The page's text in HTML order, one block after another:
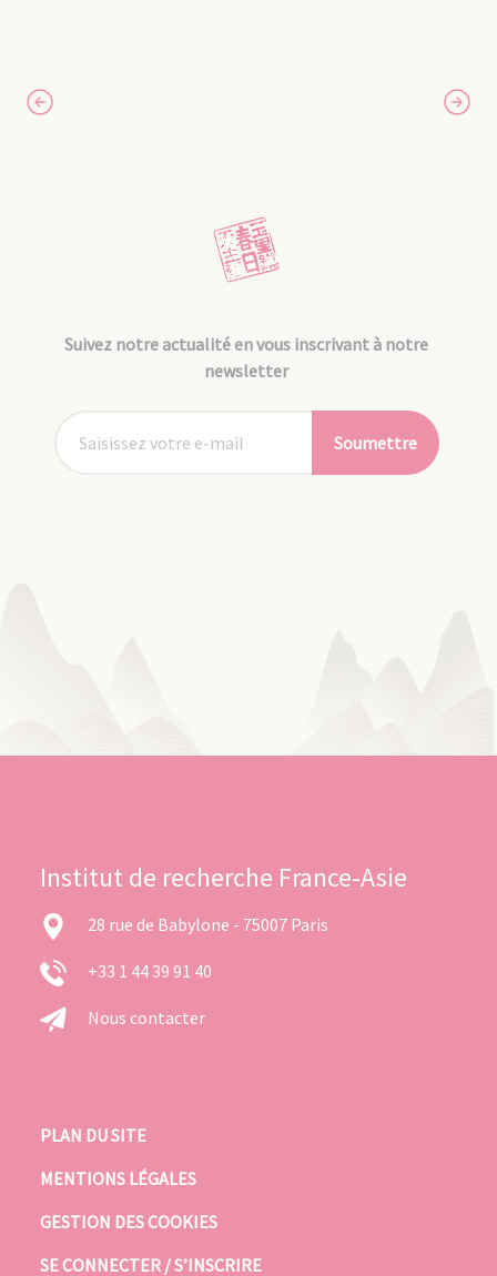
Suivez notre actualité en vous inscrivant à notre
newsletter
Soumettre
Institut de recherche France-Asie
28 rue de Babylone - 75007 Paris
+33 1 44 39 91 40
Nous contacter
PLAN DU SITE
MENTIONS LÉGALES
GESTION DES COOKIES
SE CONNECTER / S’INSCRIRE